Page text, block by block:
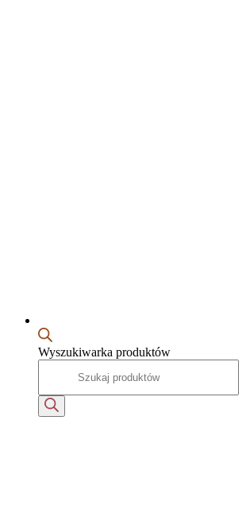
Wyszukiwarka produktów